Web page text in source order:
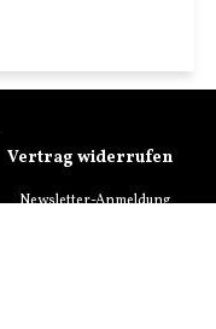
Newsletter-Anmeldung
Vertrag widerrufen